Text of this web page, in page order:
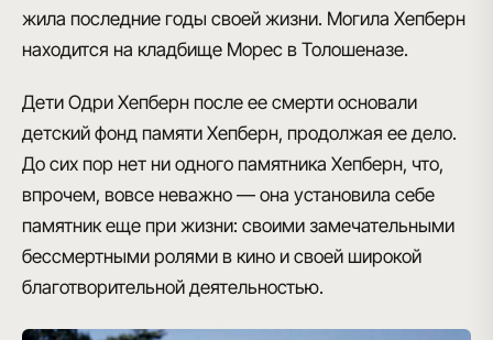
жила последние годы своей жизни. Могила Хепберн
находится на кладбище Морес в Толошеназе.
Дети Одри Хепберн после ее смерти основали
детский фонд памяти Хепберн, продолжая ее дело.
До сих пор нет ни одного памятника Хепберн, что,
впрочем, вовсе неважно — она установила себе
памятник еще при жизни: своими замечательными
бессмертными ролями в кино и своей широкой
благотворительной деятельностью.